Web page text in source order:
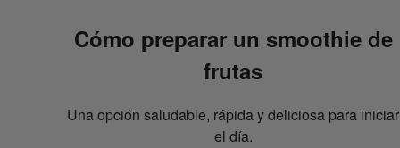
Cómo preparar un smoothie de
frutas
Una opción saludable, rápida y deliciosa para iniciar
el día.